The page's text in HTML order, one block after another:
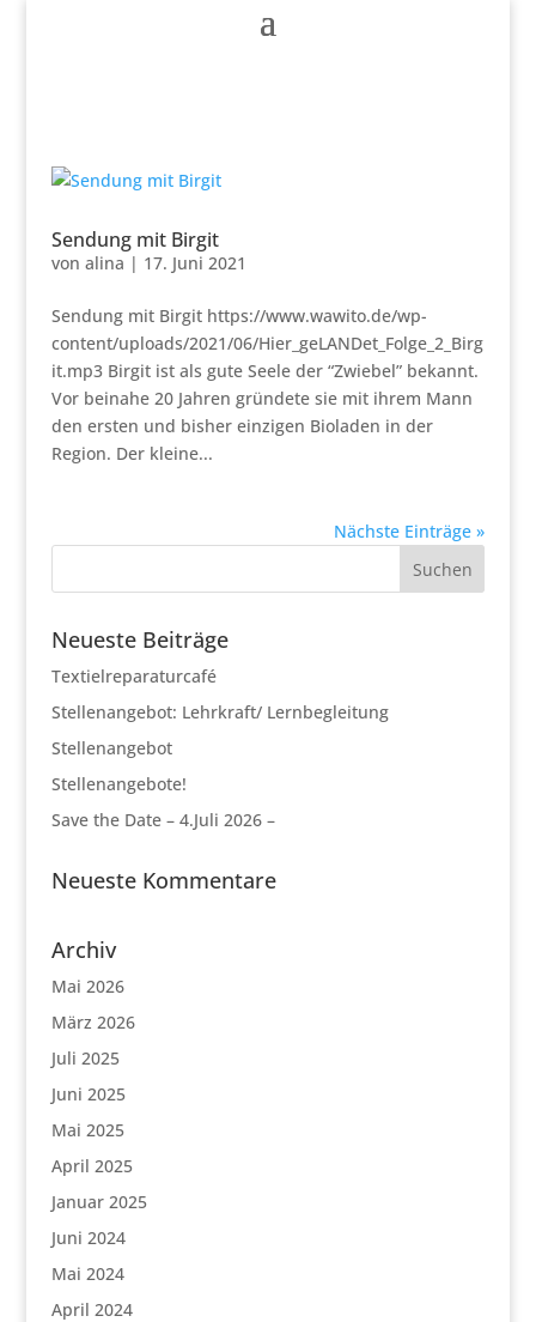
Sendung mit Birgit
von alina | 17. Juni 2021
Sendung mit Birgit https://www.wawito.de/wp-
content/uploads/2021/06/Hier_geLANDet_Folge_2_Birg
it.mp3 Birgit ist als gute Seele der “Zwiebel” bekannt.
Vor beinahe 20 Jahren gründete sie mit ihrem Mann
den ersten und bisher einzigen Bioladen in der
Region. Der kleine...
Nächste Einträge »
Neueste Beiträge
Textielreparaturcafé
Stellenangebot: Lehrkraft/ Lernbegleitung
Stellenangebot
Stellenangebote!
Save the Date – 4.Juli 2026 –
Neueste Kommentare
Archiv
Mai 2026
März 2026
Juli 2025
Juni 2025
Mai 2025
April 2025
Januar 2025
Juni 2024
Mai 2024
April 2024